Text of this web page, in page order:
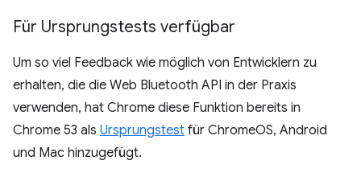
Für Ursprungstests verfügbar
Um so viel Feedback wie möglich von Entwicklern zu
erhalten, die die Web Bluetooth API in der Praxis
verwenden, hat Chrome diese Funktion bereits in
Chrome 53 als Ursprungstest für ChromeOS, Android
und Mac hinzugefügt.